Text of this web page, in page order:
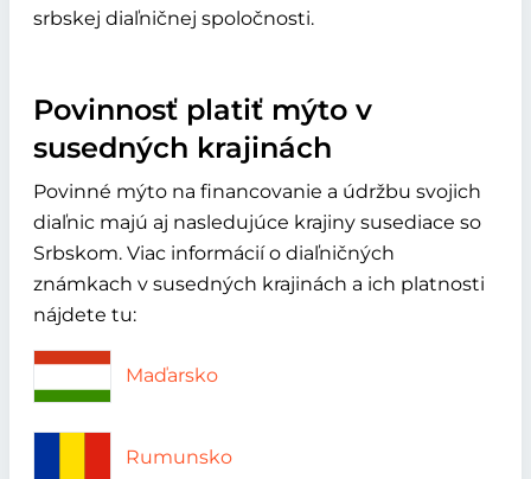
srbskej diaľničnej spoločnosti.
Povinnosť platiť mýto v
susedných krajinách
Povinné mýto na financovanie a údržbu svojich
diaľnic majú aj nasledujúce krajiny susediace so
Srbskom. Viac informácií o diaľničných
známkach v susedných krajinách a ich platnosti
nájdete tu:
Maďarsko
Rumunsko